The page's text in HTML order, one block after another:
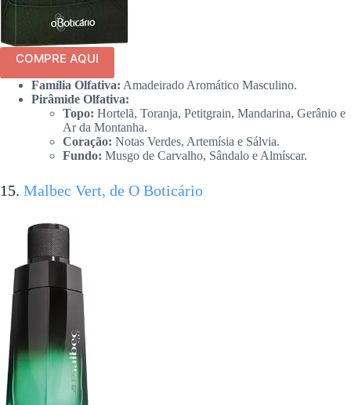
COMPRE AQUI
Família Olfativa: Amadeirado Aromático Masculino.
Pirâmide Olfativa:
Topo: Hortelã, Toranja, Petitgrain, Mandarina, Gerânio e
Ar da Montanha.
Coração: Notas Verdes, Artemísia e Sálvia.
Fundo: Musgo de Carvalho, Sândalo e Almíscar.
15. Malbec Vert, de O Boticário